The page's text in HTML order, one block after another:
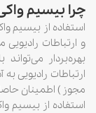
چرا بیسیم
استفاده از بیسیم
و ارتباطات
بهره‌بردار
مجوز ) اطمینان
استفاده از بیسیم